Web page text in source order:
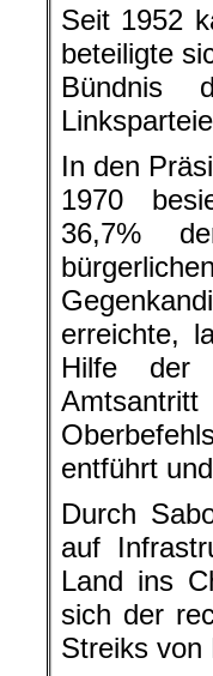
Seit 1952
beteiligte
Bündnis
In den
1970
36,7%
bürgerlichen
erreichte,
Hilfe der
entführt
Durch
auf
Land ins
sich der
Streiks von